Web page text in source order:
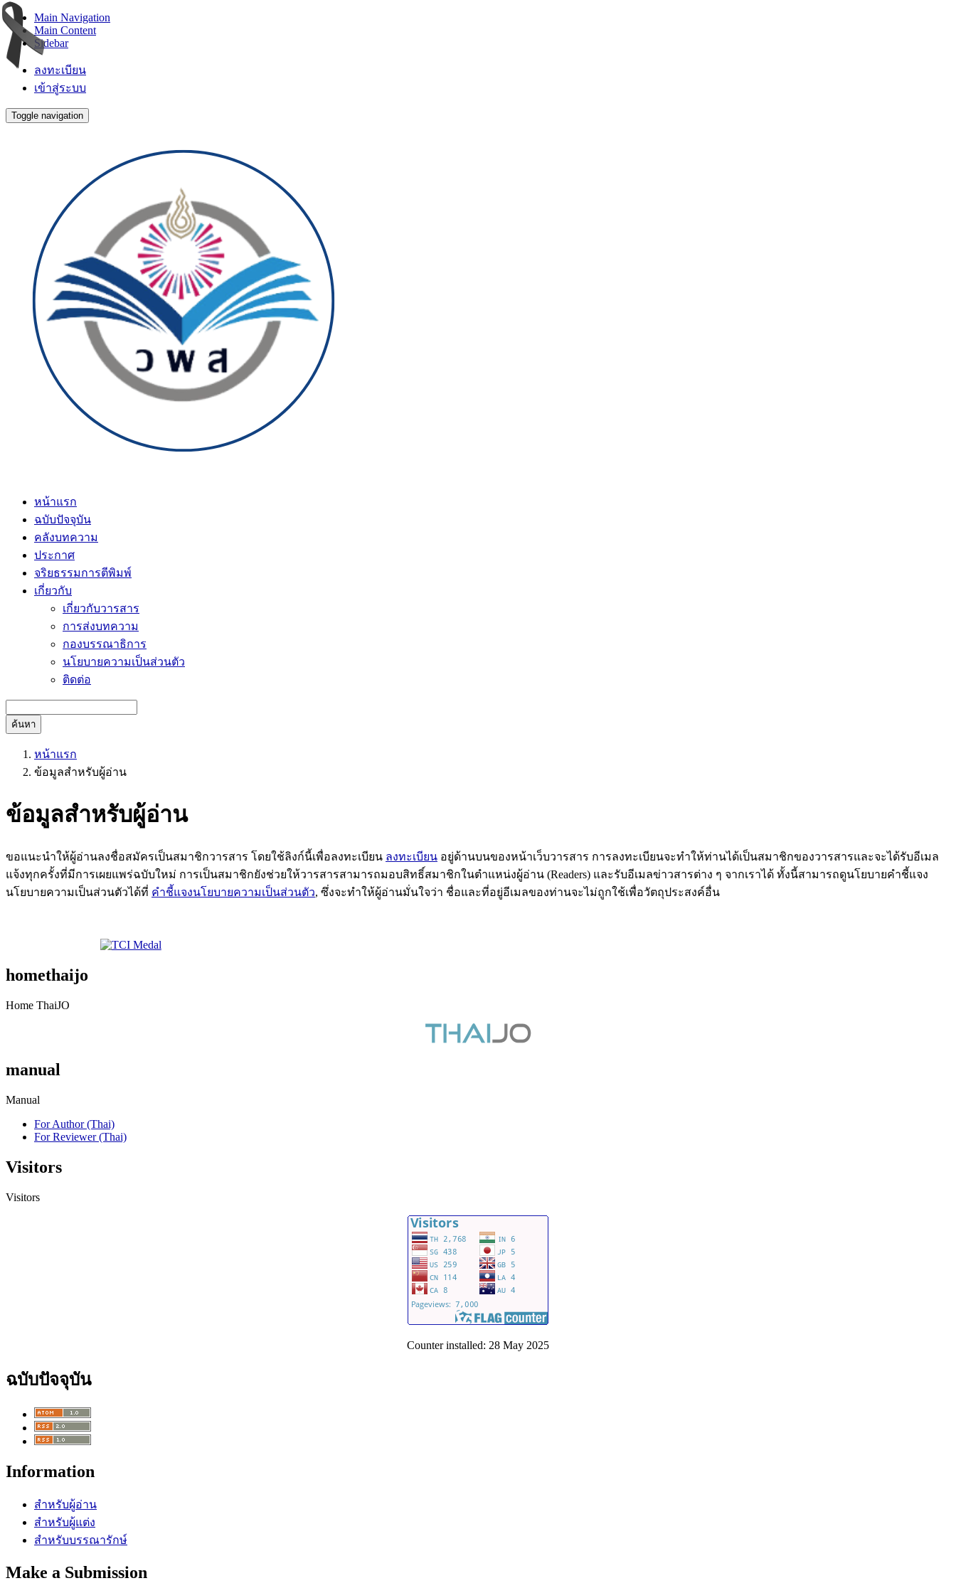
Main Navigation
Main Content
Sidebar
ลงทะเบียน
เข้าสู่ระบบ
Toggle navigation
หน้าแรก
ฉบับปัจจุบัน
คลังบทความ
ประกาศ
จริยธรรมการตีพิมพ์
เกี่ยวกับ
เกี่ยวกับวารสาร
การส่งบทความ
กองบรรณาธิการ
นโยบายความเป็นส่วนตัว
ติดต่อ
ค้นหา
หน้าแรก
ข้อมูลสำหรับผู้อ่าน
ข้อมูลสำหรับผู้อ่าน
ขอแนะนำให้ผู้อ่านลงชื่อสมัครเป็นสมาชิกวารสาร โดยใช้ลิงก์นี้เพื่อลงทะเบียน ลงทะเบียน อยู่ด้านบนของหน้าเว็บวารสาร การลงทะเบียนจะทำให้ท่านได้เป็นสมาชิกของวารสารและจะได้รับอีเมล
แจ้งทุกครั้งที่มีการเผยแพร่ฉบับใหม่ การเป็นสมาชิกยังช่วยให้วารสารสามารถมอบสิทธิ์สมาชิกในตำแหน่งผู้อ่าน (Readers) และรับอีเมลข่าวสารต่าง ๆ จากเราได้ ทั้งนี้สามารถดูนโยบายคำชี้แจง
นโยบายความเป็นส่วนตัวได้ที่ คำชี้แจงนโยบายความเป็นส่วนตัว, ซึ่งจะทำให้ผู้อ่านมั่นใจว่า ชื่อและที่อยู่อีเมลของท่านจะไม่ถูกใช้เพื่อวัตถุประสงค์อื่น
homethaijo
Home ThaiJO
manual
Manual
For Author (Thai)
For Reviewer (Thai)
Visitors
Visitors
Counter installed: 28 May 2025
ฉบับปัจจุบัน
Information
สำหรับผู้อ่าน
สำหรับผู้แต่ง
สำหรับบรรณารักษ์
Make a Submission